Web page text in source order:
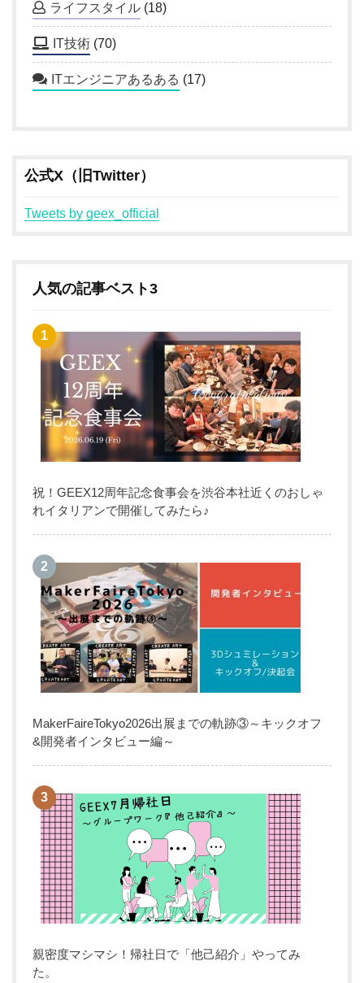
ライフスタイル (18)
IT技術 (70)
ITエンジニアあるある (17)
公式X（旧Twitter）
Tweets by geex_official
人気の記事ベスト3
祝！GEEX12周年記念食事会を渋谷本社近くのおしゃ
れイタリアンで開催してみたら♪
MakerFaireTokyo2026出展までの軌跡③～キックオフ
&開発者インタビュー編～
親密度マシマシ！帰社日で「他己紹介」やってみ
た。